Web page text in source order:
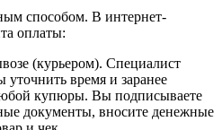
способом. В интернет-
оплаты:
(курьером). Специалист
уточнить время и заранее
купюры. Вы подписываете
документы, вносите денежные